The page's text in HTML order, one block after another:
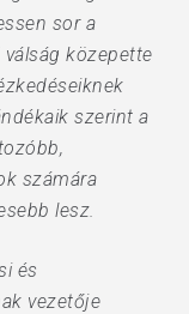
sor a
közepette
szerint a
számára
lesz.
és
vezetője